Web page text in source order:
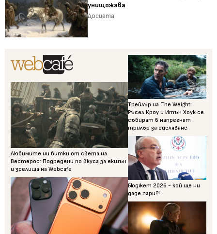
унищожава
Досиета
Любимите ни битки от света на
Вестерос: Подредени по вкуса за екшън
и зрелища на Webcafe
Трейлър на The Weight:
Ръсел Кроу и Итън Хоук се
събират в напрегнат
трилър за оцеляване
Бюджет 2026 - кой ще ни
даде пари?!